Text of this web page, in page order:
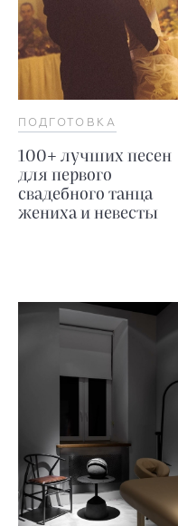
ПОДГОТОВКА
100+ лучших песен
для первого
свадебного танца
жениха и невесты